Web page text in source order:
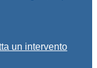
un intervento